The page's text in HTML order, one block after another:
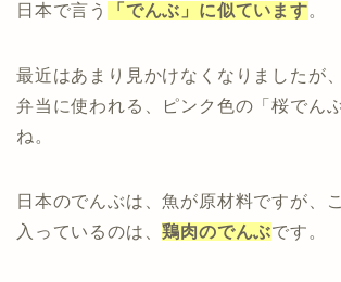
日本で言う 「でんぶ」に似ています。
最近はあまり見かけなくなりましたが
弁当に使われる、ピンク色の「桜でん
ね。
日本のでんぶは、魚が原材料ですが、
入っているのは、鶏肉のでんぶです。